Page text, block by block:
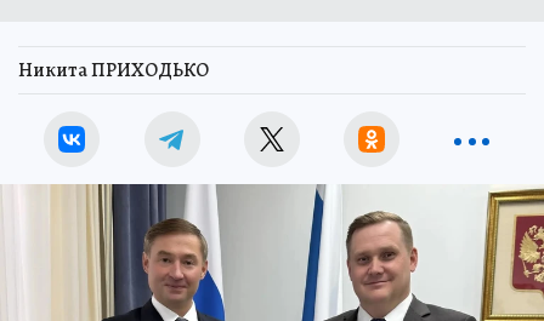
Никита ПРИХОДЬКО